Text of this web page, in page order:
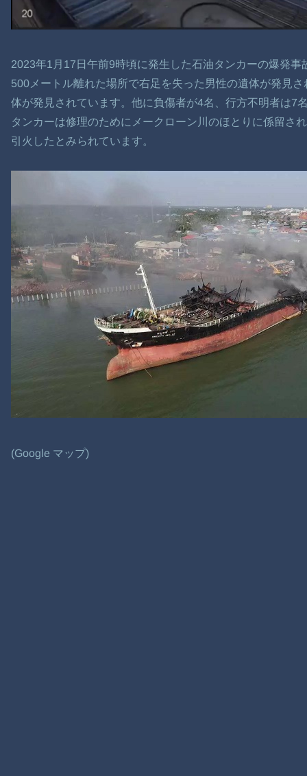
2023年1月17日午前9時頃に発生した石油タンカーの爆発事
500メートル離れた場所で右足を失った男性の遺体が発見
体が発見されています。他に負傷者が4名、行方不明者は7
タンカーは修理のためにメークローン川のほとりに係留さ
引火したとみられています。
(Google マップ)